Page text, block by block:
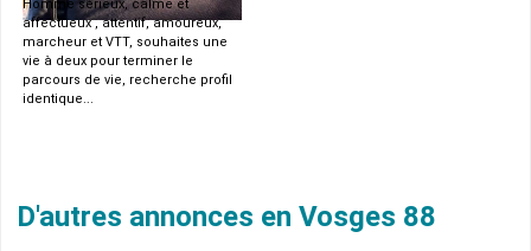
Homme sérieux, calme et
affectueux , attentif, amoureux,
marcheur et VTT, souhaites une
vie à deux pour terminer le
parcours de vie, recherche profil
identique...
D'autres annonces en Vosges 88